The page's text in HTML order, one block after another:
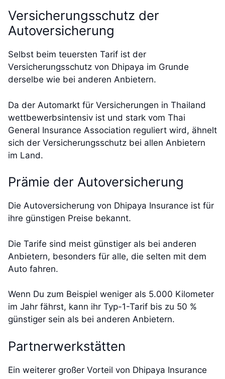
Versicherungsschutz der
Autoversicherung
Selbst beim teuersten Tarif ist der
Versicherungsschutz von Dhipaya im Grunde
derselbe wie bei anderen Anbietern.
Da der Automarkt für Versicherungen in Thailand
wettbewerbsintensiv ist und stark vom Thai
General Insurance Association reguliert wird, ähnelt
sich der Versicherungsschutz bei allen Anbietern
im Land.
Prämie der Autoversicherung
Die Autoversicherung von Dhipaya Insurance ist für
ihre günstigen Preise bekannt.
Die Tarife sind meist günstiger als bei anderen
Anbietern, besonders für alle, die selten mit dem
Auto fahren.
Wenn Du zum Beispiel weniger als 5.000 Kilometer
im Jahr fährst, kann ihr Typ-1-Tarif bis zu 50 %
günstiger sein als bei anderen Anbietern.
Partnerwerkstätten
Ein weiterer großer Vorteil von Dhipaya Insurance